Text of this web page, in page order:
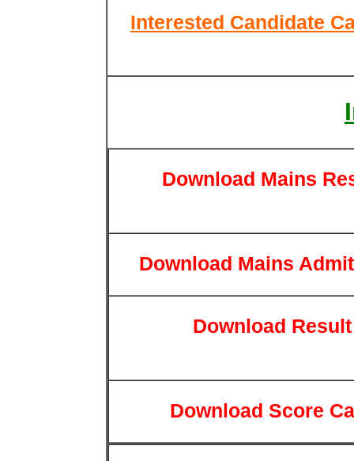
Interested Candidate
Download Mains
Download Mains
Download Result
Download Score